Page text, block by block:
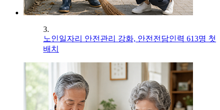
3.
노인일자리 안전관리 강화, 안전전담인력 613명 첫
배치